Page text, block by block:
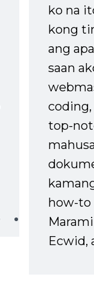
ko na
kong
ang
saan
top-
how-to
Ecwid,